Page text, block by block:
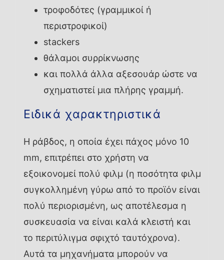
τροφοδότες (γραμμικοί ή
περιστροφικοί)
stackers
θάλαμοι συρρίκνωσης
και πολλά άλλα αξεσουάρ ώστε να
σχηματιστεί μια πλήρης γραμμή.
Ειδικά χαρακτηριστικά
Η ράβδος, η οποία έχει πάχος μόνο 10
mm, επιτρέπει στο χρήστη να
εξοικονομεί πολύ φιλμ (η ποσότητα φιλμ
συγκολλημένη γύρω από το προϊόν είναι
πολύ περιορισμένη, ως αποτέλεσμα η
συσκευασία να είναι καλά κλειστή και
το περιτύλιγμα σφιχτό ταυτόχρονα).
Αυτά τα μηχανήματα μπορούν να